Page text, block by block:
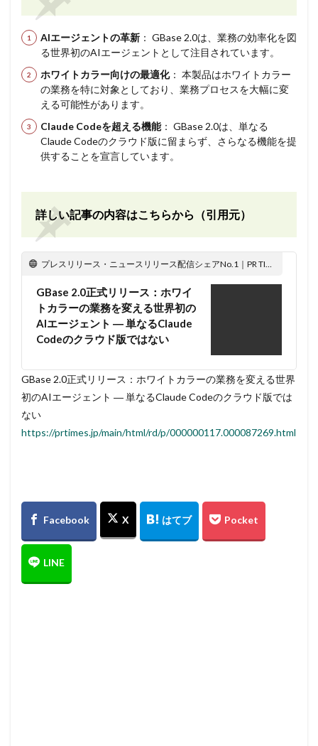
AIエージェントの革新 ： GBase 2.0は、業務の効率化を図
る世界初のAIエージェントとして注目されています。
ホワイトカラー向けの最適化： 本製品はホワイトカラー
の業務を特に対象としており、業務プロセスを大幅に変
える可能性があります。
Claude Codeを超える機能： GBase 2.0は、単なる
Claude Codeのクラウド版に留まらず、さらなる機能を提
供することを宣言しています。
詳しい記事の内容はこちらから（引用元）
プレスリリース・ニュースリリース配信シェアNo.1｜PR TIMES
GBase 2.0正式リリース：ホワイ
トカラーの業務を変える世界初の
AIエージェント ― 単なるClaude
Codeのクラウド版ではない
GBase 2.0正式リリース：ホワイトカラーの業務を変える世界
初のAIエージェント ― 単なるClaude Codeのクラウド版では
ない
https://prtimes.jp/main/html/rd/p/000000117.000087269.html